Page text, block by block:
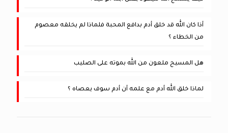
أذا كان الله قد خلق أدم بدافع المحبة فلماذا لم يخلقه معصوم
من الخطاء ؟
هل المسيح ملعون من الله بموته على الصليب
لماذا خلق الله أدم مع علمه أن أدم سوف يعصاه ؟